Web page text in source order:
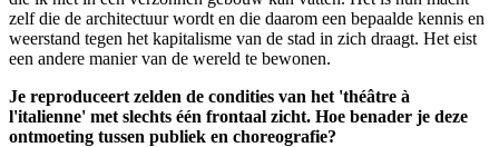
zelf die de architectuur wordt en die daarom een bepaalde kennis en
weerstand tegen het kapitalisme van de stad in zich draagt. Het eist
een andere manier van de wereld te bewonen.
Je reproduceert zelden de condities van het 'théâtre à
l'italienne' met slechts één frontaal zicht. Hoe benader je deze
ontmoeting tussen publiek en choreografie?